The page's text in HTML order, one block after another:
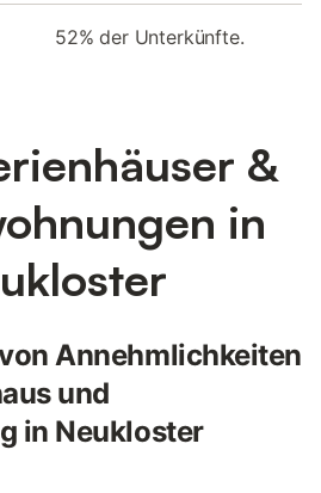
52% der Unterkünfte.
&
in
Annehmlichkeiten
und
in Neukloster